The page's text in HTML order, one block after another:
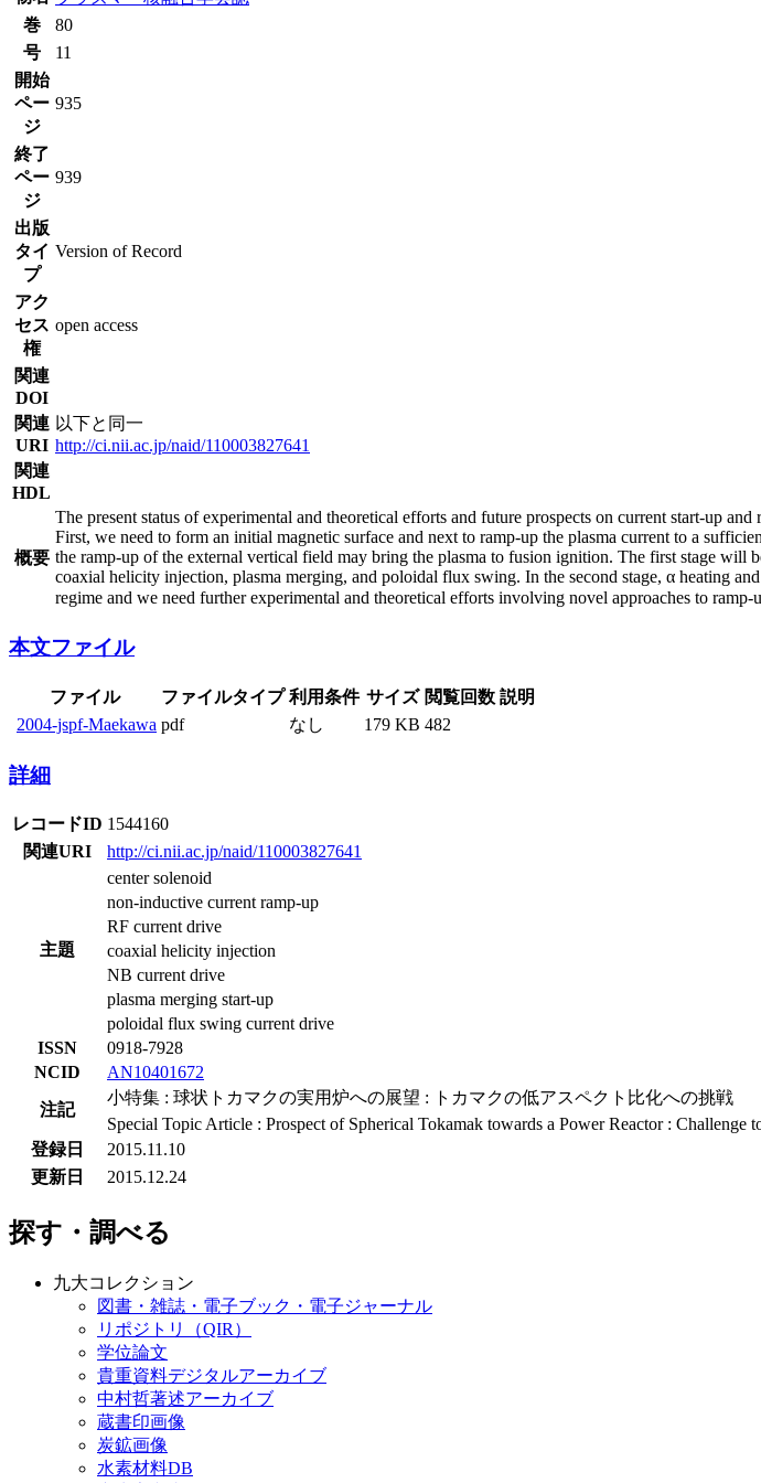
巻
80
号
11
開始
ペー
ジ
935
終了
ペー
ジ
939
出版
タイ
プ
Version of Record
アク
セス
権
open access
関連
DOI
関連
URI
以下と同一
http://ci.nii.ac.jp/naid/110003827641
関連
HDL
概要
The present status of experimental and theoretical efforts and future prospects on current start-up
First, we need to form an initial magnetic surface and next to ramp-up the plasma current to a
the ramp-up of the external vertical field may bring the plasma to fusion ignition. The first stage
coaxial helicity injection, plasma merging, and poloidal flux swing. In the second stage, α heating
regime and we need further experimental and theoretical efforts involving novel approaches to ramp-
本文ファイル
ファイル ファイルタイプ 利用条件 サイズ 閲覧回数 説明
2004-jspf-Maekawa pdf なし 179 KB 482
詳細
レコードID 1544160
関連URI
http://ci.nii.ac.jp/naid/110003827641
主題
center solenoid
non-inductive current ramp-up
RF current drive
coaxial helicity injection
NB current drive
plasma merging start-up
poloidal flux swing current drive
ISSN
0918-7928
NCID
AN10401672
注記
小特集 : 球状トカマクの実用炉への展望 : トカマクの低アスペクト比化への挑戦
Special Topic Article : Prospect of Spherical Tokamak towards a Power Reactor : Challenge
登録日
2015.11.10
更新日
2015.12.24
探す・調べる
九大コレクション
図書・雑誌・電子ブック・電子ジャーナル
リポジトリ（QIR）
学位論文
貴重資料デジタルアーカイブ
中村哲著述アーカイブ
蔵書印画像
炭鉱画像
水素材料DB